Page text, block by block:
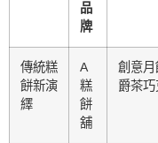
品
牌
傳統糕
餅新演
繹
A
糕
餅
舖
創意
爵茶